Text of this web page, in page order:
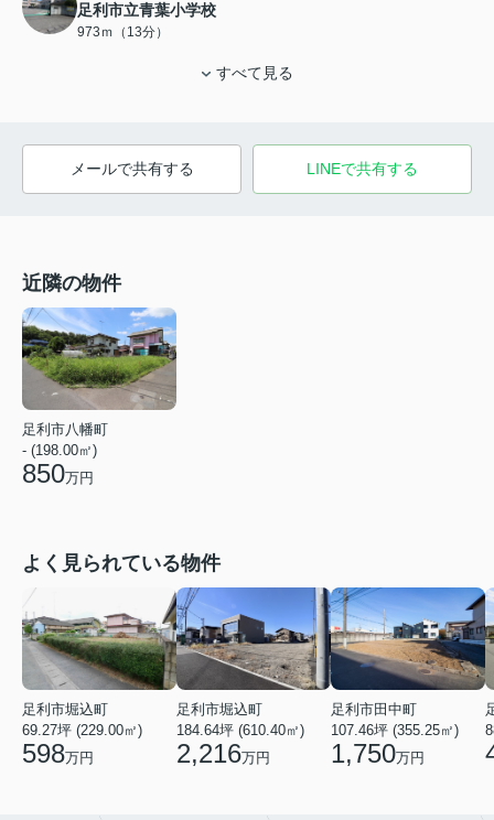
足利市立青葉小学校
973ｍ（13分）
すべて見る
メールで共有する LINEで共有する
近隣の物件
足利市八幡町
- (198.00㎡)
850万円
よく見られている物件
足利市堀込町
69.27坪 (229.00㎡)
598万円
足利市堀込町
184.64坪 (610.40㎡)
2,216万円
足利市田中町
107.46坪 (355.25㎡)
1,750万円